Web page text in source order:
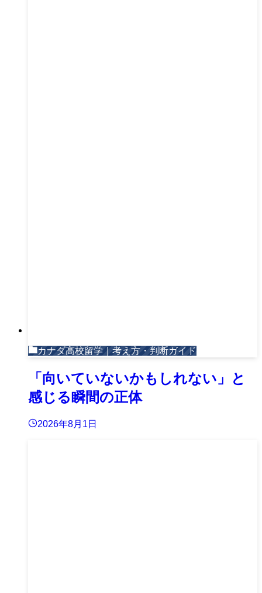
カナダ高校留学｜考え方・判断ガイド
「向いていないかもしれない」と
感じる瞬間の正体
2026年8月1日